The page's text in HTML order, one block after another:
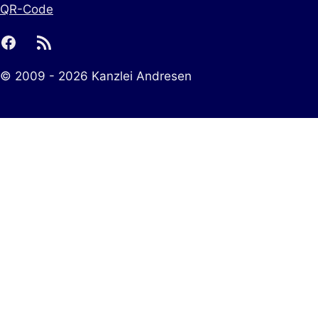
© 2009 - 2026 Kanzlei Andresen
QR-Code
facebook